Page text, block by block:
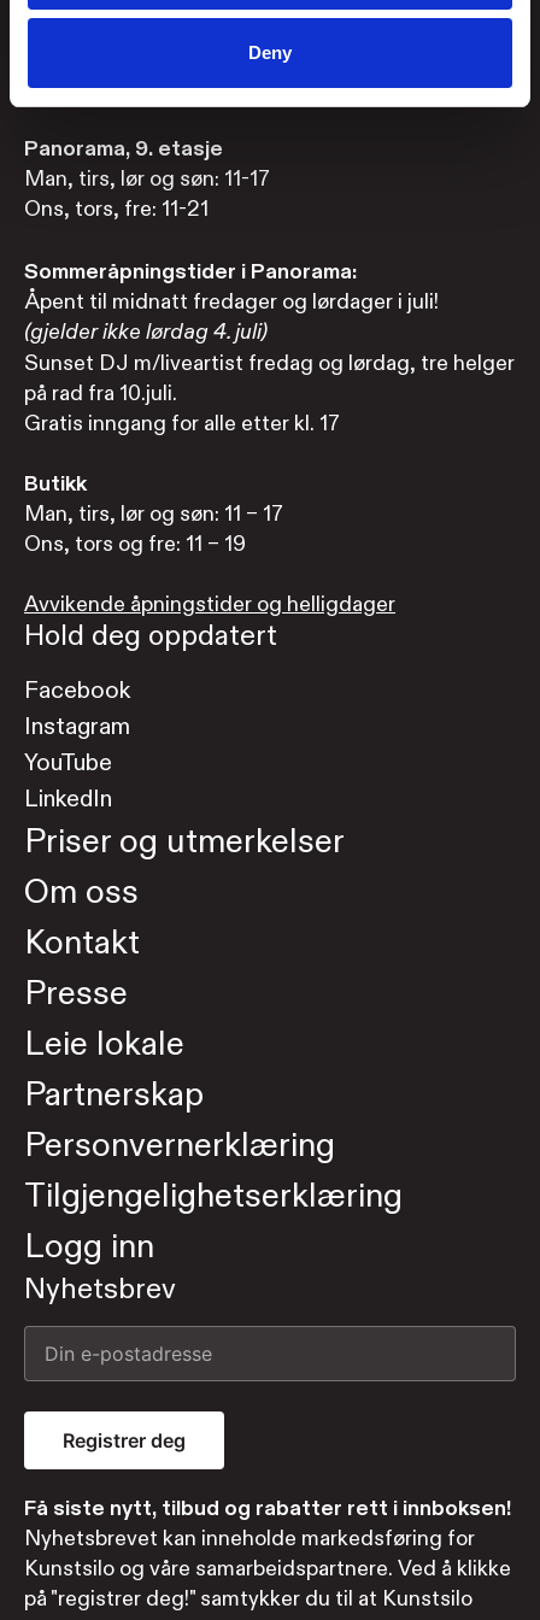
Deny
Brasseri, 1. etasje
Søndag: 11-19
Panorama, 9. etasje
Man, tirs, lør og søn: 11-17
Ons, tors, fre: 11-21
Sommeråpningstider i Panorama:
Åpent til midnatt fredager og lørdager i juli!
(gjelder ikke lørdag 4. juli)
Sunset DJ m/liveartist fredag og lørdag, tre helger
på rad fra 10.juli.
Gratis inngang for alle etter kl. 17
Butikk
Man, tirs, lør og søn: 11 – 17
Ons, tors og fre: 11 – 19
Avvikende åpningstider og helligdager
Hold deg oppdatert
Facebook
Instagram
YouTube
LinkedIn
Priser og utmerkelser
Om oss
Kontakt
Presse
Leie lokale
Partnerskap
Personvernerklæring
Tilgjengelighetserklæring
Logg inn
Nyhetsbrev
Registrer deg
Få siste nytt, tilbud og rabatter rett i innboksen!
Nyhetsbrevet kan inneholde markedsføring for
Kunstsilo og våre samarbeidspartnere. Ved å klikke
på "registrer deg!" samtykker du til at Kunstsilo